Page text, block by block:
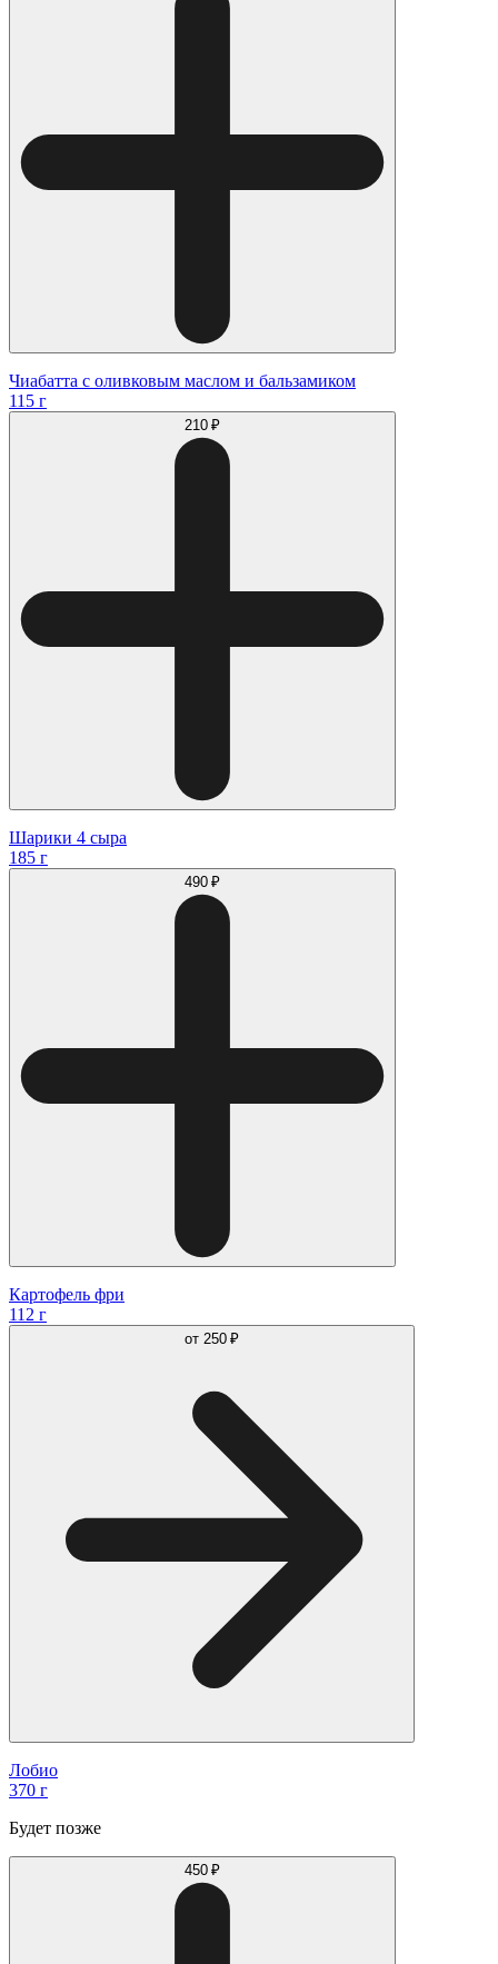
Чиабатта с оливковым маслом и бальзамиком
115 г
210 ₽
Шарики 4 сыра
185 г
490 ₽
Картофель фри
112 г
от 250 ₽
Лобио
370 г
Будет позже
450 ₽